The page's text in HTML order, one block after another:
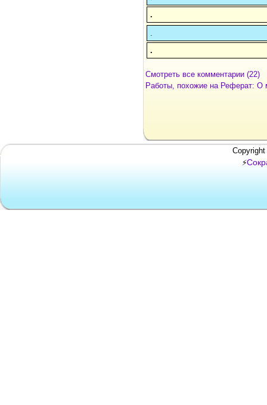
.
.
Смотреть все комментарии (22)
Работы, похожие на Реферат: О
⚡